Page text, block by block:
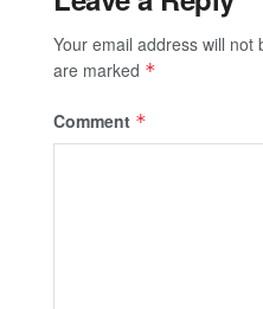
Your email address will not
are marked *
Comment *